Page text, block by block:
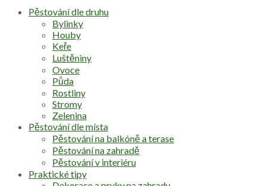
Pěstování dle druhu
Bylinky
Houby
Keře
Luštěniny
Ovoce
Půda
Rostliny
Stromy
Zelenina
Pěstování dle místa
Pěstování na balkóně a terase
Pěstování na zahradě
Pěstování v interiéru
Praktické tipy